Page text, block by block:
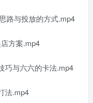
路与投放的方式.mp4
方案.mp4
巧与六六的卡法.mp4
法.mp4